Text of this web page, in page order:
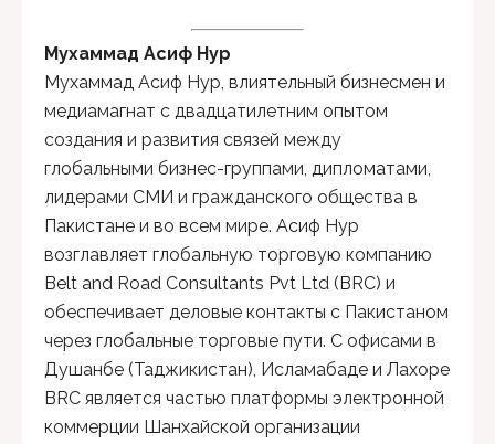
Mухаммад Асиф Нур
Мухаммад Асиф Нур, влиятельный бизнесмен и
медиамагнат с двадцатилетним опытом
создания и развития связей между
глобальными бизнес-группами, дипломатами,
лидерами СМИ и гражданского общества в
Пакистане и во всем мире. Асиф Нур
возглавляет глобальную торговую компанию
Belt and Road Consultants Pvt Ltd (BRC) и
обеспечивает деловые контакты с Пакистаном
через глобальные торговые пути. С офисами в
Душанбе (Таджикистан), Исламабаде и Лахоре
BRC является частью платформы электронной
коммерции Шанхайской организации